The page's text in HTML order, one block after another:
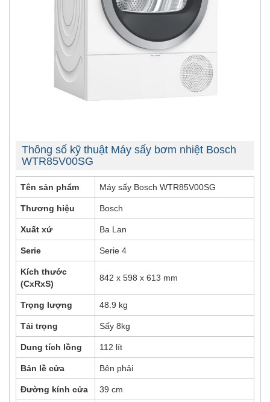
Thông số kỹ thuật Máy sấy bơm nhiệt Bosch
WTR85V00SG
Tên sản phẩm Máy sấy Bosch WTR85V00SG
Thương hiệu Bosch
Xuất xứ Ba Lan
Serie Serie 4
Kích thước
(CxRxS)
842 x 598 x 613 mm
Trọng lượng 48.9 kg
Tải trọng Sấy 8kg
Dung tích lồng 112 lít
Bản lề cửa Bên phải
Đường kính cửa 39 cm